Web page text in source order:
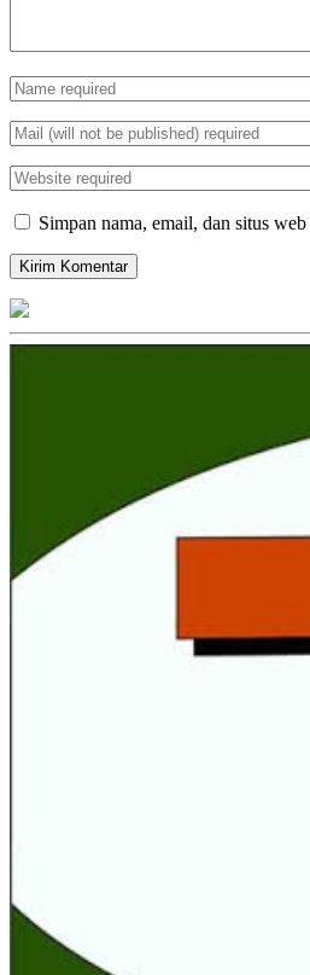
Simpan nama, email, dan situs